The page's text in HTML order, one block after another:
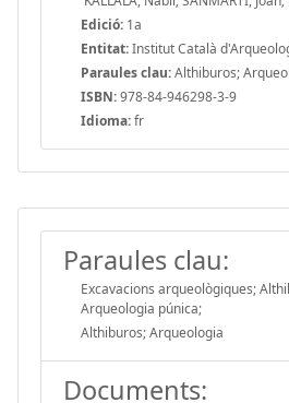
Edició: 1a
Entitat:Institut Català
Paraules clau:Althiburos;
ISBN:978-84-946298-3-9
Idioma:fr
Paraules clau:
Excavacions arqueològiques;
Arqueologia púnica;
Althiburos; Arqueologia
Documents: